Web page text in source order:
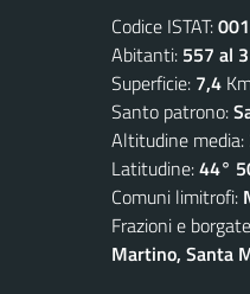
Codice ISTAT:
Abitanti: 557 al
Superficie: 7,4
Santo patrono:
Altitudine media:
Latitudine:44°
Comuni limitrofi:
Frazioni e
Martino, Santa